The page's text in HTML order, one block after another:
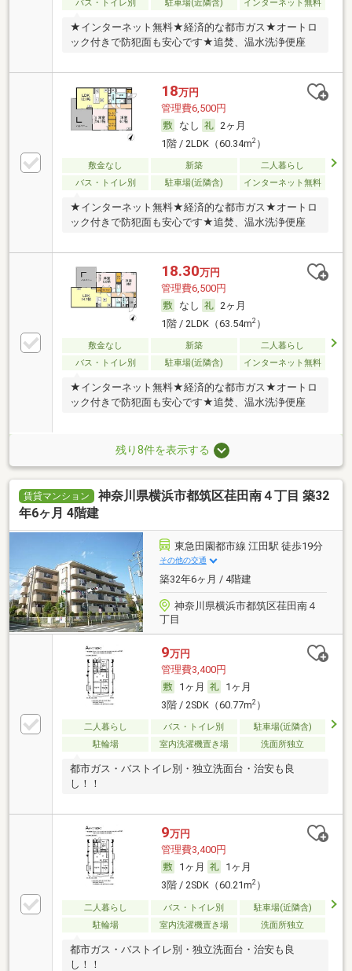
バス・トイレ別
駐車場(近隣含) インターネット無料
★インターネット無料★経済的な都市ガス★オートロ
ック付きで防犯面も安心です★追焚、温水洗浄便座
18万円
管理費6,500円
なし
2ヶ月
1階 / 2LDK（60.34m2）
敷金なし 新築
二人暮らし
バス・トイレ別
駐車場(近隣含) インターネット無料
★インターネット無料★経済的な都市ガス★オートロ
ック付きで防犯面も安心です★追焚、温水洗浄便座
18.30万円
管理費6,500円
なし
2ヶ月
1階 / 2LDK（63.54m2）
敷金なし 新築
二人暮らし
バス・トイレ別
駐車場(近隣含) インターネット無料
★インターネット無料★経済的な都市ガス★オートロ
ック付きで防犯面も安心です★追焚、温水洗浄便座
残り8件を表示する
賃貸マンション
神奈川県横浜市都筑区荏田南４丁目 築32
年6ヶ月 4階建
東急田園都市線 江田駅 徒歩19分
その他の交通
築32年6ヶ月 / 4階建
神奈川県横浜市都筑区荏田南４
丁目
9万円
管理費3,400円
1ヶ月
1ヶ月
3階 / 2SDK（60.77m2）
二人暮らし バス・トイレ別
駐車場(近隣含)
駐輪場
室内洗濯機置き場 洗面所独立
都市ガス・バストイレ別・独立洗面台・治安も良
し！！
9万円
管理費3,400円
1ヶ月
1ヶ月
3階 / 2SDK（60.21m2）
二人暮らし バス・トイレ別
駐車場(近隣含)
駐輪場
室内洗濯機置き場 洗面所独立
都市ガス・バストイレ別・独立洗面台・治安も良
し！！